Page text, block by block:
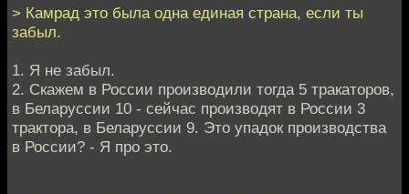
> Камрад это была одна единая страна, если ты
забыл.
1. Я не забыл.
2. Скажем в России производили тогда 5 тракаторов,
в Беларуссии 10 - сейчас производят в России 3
трактора, в Беларуссии 9. Это упадок производства
в России? - Я про это.